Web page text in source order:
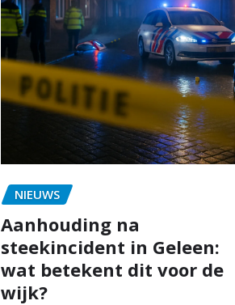
NIEUWS
Aanhouding na
steekincident in Geleen:
wat betekent dit voor de
wijk?